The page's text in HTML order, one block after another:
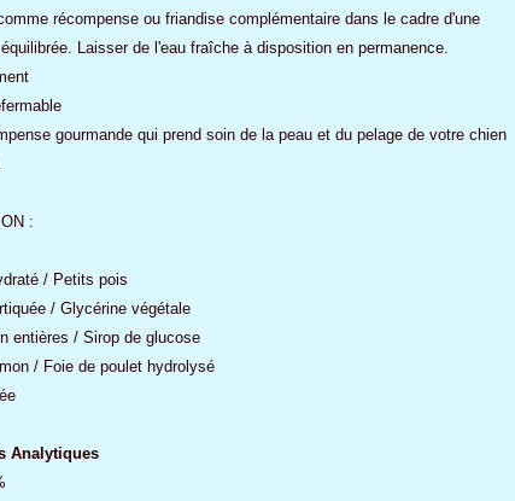
récompense ou friandise complémentaire dans le cadre d'une
Laisser de l'eau fraîche à disposition en permanence.
gourmande qui prend soin de la peau et du pelage de votre chien
:
/ Petits pois
/ Glycérine végétale
entières / Sirop de glucose
/ Foie de poulet hydrolysé
Analytiques